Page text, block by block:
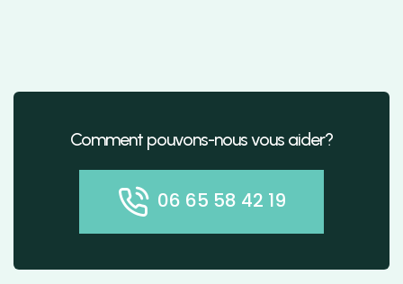
Comment pouvons-nous vous aider?
06 65 58 42 19